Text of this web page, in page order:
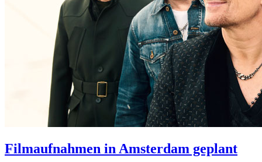
Filmaufnahmen in Amsterdam geplant